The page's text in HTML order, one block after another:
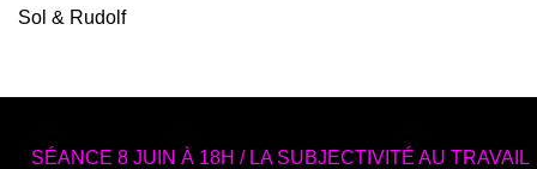
Sol & Rudolf
SÉANCE 8 JUIN À 18H /LA SUBJECTIVITÉ AU TRAVAIL